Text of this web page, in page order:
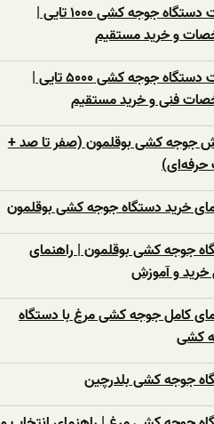
قیمت دستگاه جوجه کشی ۱۰۰۰ تایی |
و خرید مستقیم
قیمت دستگاه جوجه کشی ۵۰۰۰ تایی |
فنی و خرید مستقیم
جوجه کشی بوقلمون (صفر تا صد +
حرفه‌ای)
خرید دستگاه جوجه کشی بوقلمون
جوجه کشی بوقلمون | راهنمای
خرید و آموزش
کامل جوجه کشی مرغ با دستگاه
کشی
جوجه‌ کشی بلدرچین